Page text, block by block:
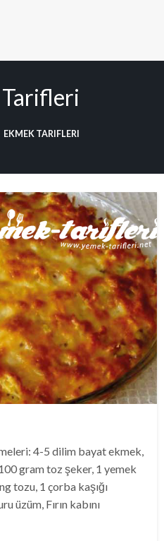
Tarifleri
EKMEK TARIFLERI
4-5 dilim bayat ekmek,
gram toz şeker, 1 yemek
tozu, 1 çorba kaşığı
üzüm, Fırın kabını